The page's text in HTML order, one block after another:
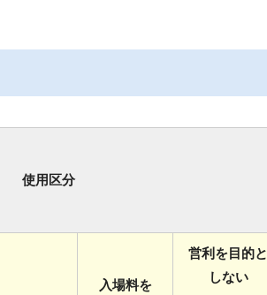
使用区分
入場料を
営利を目的と
しない